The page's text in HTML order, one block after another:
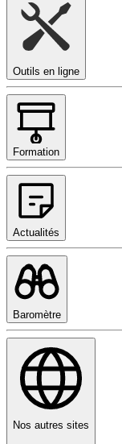
Outils en ligne
Formation
Actualités
Baromètre
Nos autres sites